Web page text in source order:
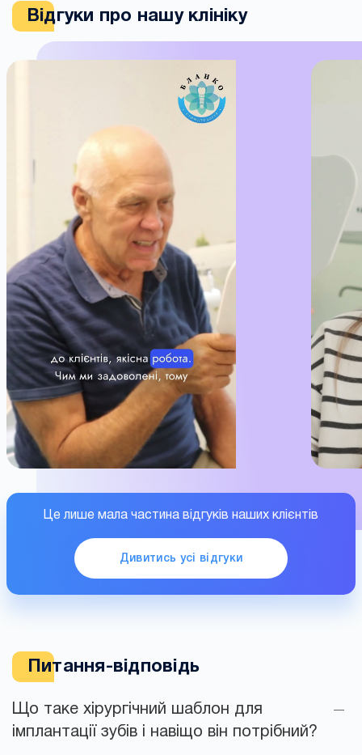
Відгуки про нашу клініку
Це лише мала частина відгуків наших клієнтів
Дивитись усі відгуки
Питання-відповідь
Що таке хірургічний шаблон для
імплантації зубів і навіщо він потрібний?